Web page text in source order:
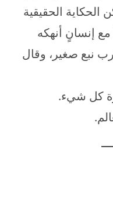
الحكاية الحقيقية
إنسانٍ أنهكه
نبع صغير، وقال
كل شيء.